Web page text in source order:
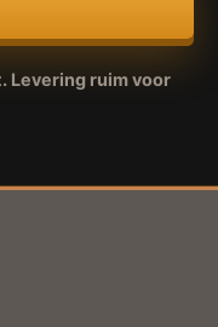
Levering ruim voor